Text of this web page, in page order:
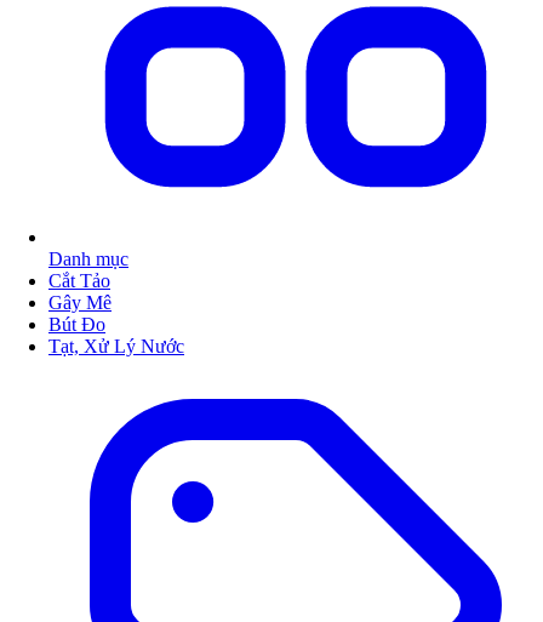
Danh mục
Cắt Tảo
Gây Mê
Bút Đo
Tạt, Xử Lý Nước